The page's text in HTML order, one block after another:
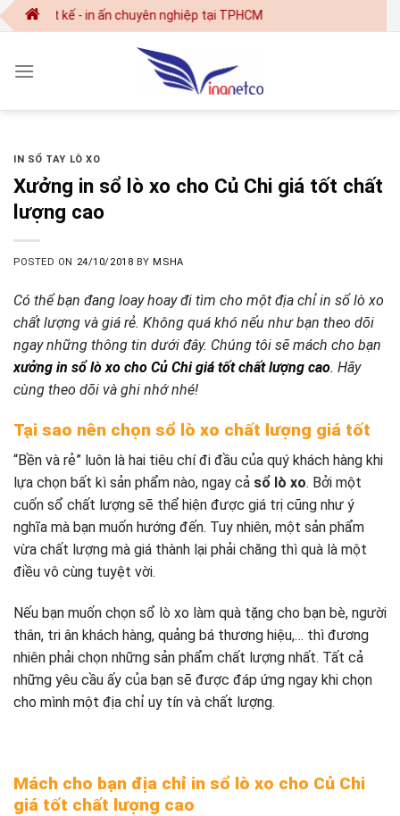
Skip
to
kế - in ấn chuyên nghiệp tại TPHCM
IN SỔ TAY LÒ XO
Xưởng in sổ lò xo cho Củ Chi giá tốt chất
lượng cao
POSTED ON 24/10/2018 BYMSHA
Có thể bạn đang loay hoay đi tìm cho một địa chỉ in sổ lò xo
chất lượng và giá rẻ. Không quá khó nếu như bạn theo dõi
ngay những thông tin dưới đây. Chúng tôi sẽ mách cho bạn
xưởng in sổ lò xo cho Củ Chi giá tốt chất lượng cao. Hãy
cùng theo dõi và ghi nhớ nhé!
Tại sao nên chọn sổ lò xo chất lượng giá tốt
“Bền và rẻ” luôn là hai tiêu chí đi đầu của quý khách hàng khi
lựa chọn bất kì sản phẩm nào, ngay cả sổ lò xo. Bởi một
cuốn sổ chất lượng sẽ thể hiện được giá trị cũng như ý
nghĩa mà bạn muốn hướng đến. Tuy nhiên, một sản phẩm
vừa chất lượng mà giá thành lại phải chăng thì quà là một
điều vô cùng tuyệt vời.
Nếu bạn muốn chọn sổ lò xo làm quà tặng cho bạn bè, người
thân, tri ân khách hàng, quảng bá thương hiệu,… thì đương
nhiên phải chọn những sản phẩm chất lượng nhất. Tất cả
những yêu cầu ấy của bạn sẽ được đáp ứng ngay khi chọn
cho mình một địa chỉ uy tín và chất lượng.
Mách cho bạn địa chỉ in sổ lò xo cho Củ Chi
giá tốt chất lượng cao